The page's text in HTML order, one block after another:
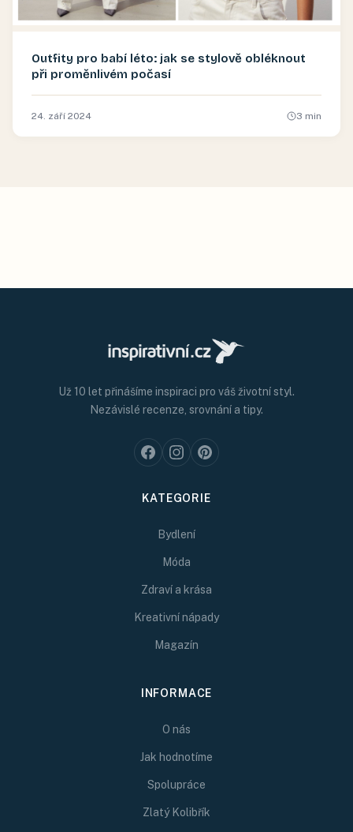
Outfity pro babí léto: jak se stylově obléknout
při proměnlivém počasí
24. září 2024 3 min
Už 10 let přinášíme inspiraci pro váš životní styl.
Nezávislé recenze, srovnání a tipy.
KATEGORIE
Bydlení
Móda
Zdraví a krása
Kreativní nápady
Magazín
INFORMACE
O nás
Jak hodnotíme
Spolupráce
Zlatý Kolibřík